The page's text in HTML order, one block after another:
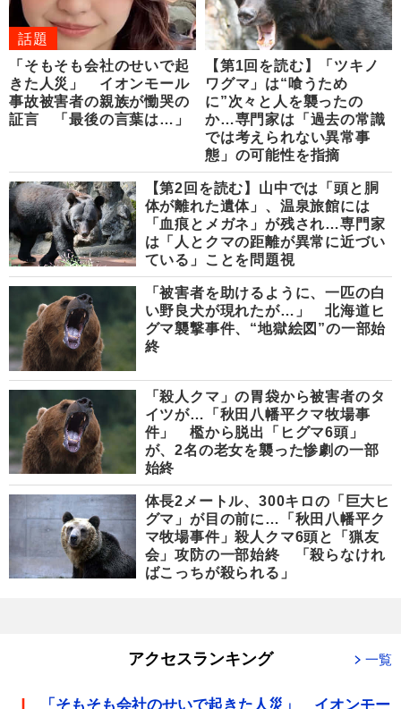
話題
「そもそも会社のせいで起
きた人災」 イオンモール
事故被害者の親族が慟哭の
証言 「最後の言葉は…」
【第1回を読む】「ツキノ
ワグマ」は“喰うため
に”次々と人を襲ったの
か…専門家は「過去の常識
では考えられない異常事
態」の可能性を指摘
【第2回を読む】山中では「頭と胴
体が離れた遺体」、温泉旅館には
「血痕とメガネ」が残され…専門家
は「人とクマの距離が異常に近づい
ている」ことを問題視
「被害者を助けるように、一匹の白
い野良犬が現れたが…」 北海道ヒ
グマ襲撃事件、“地獄絵図”の一部始
終
「殺人クマ」の胃袋から被害者のタ
イツが…「秋田八幡平クマ牧場事
件」 檻から脱出「ヒグマ6頭」
が、2名の老女を襲った惨劇の一部
始終
体長2メートル、300キロの「巨大ヒ
グマ」が目の前に…「秋田八幡平ク
マ牧場事件」殺人クマ6頭と「猟友
会」攻防の一部始終 「殺らなけれ
ばこっちが殺られる」
アクセスランキング 一覧
「そもそも会社のせいで起きた人災」 イオンモー